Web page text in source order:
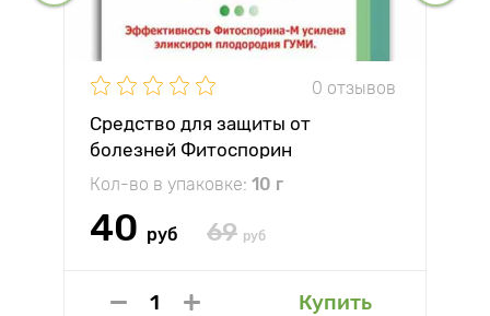
0 отзывов
Средство для защиты от
болезней Фитоспорин
Кол-во в упаковке: 10 г
40 руб 69 руб
Купить